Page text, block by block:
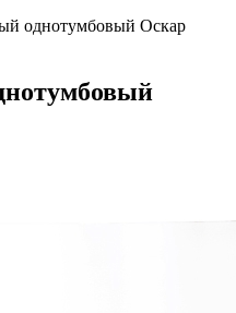
однотумбовый Оскар